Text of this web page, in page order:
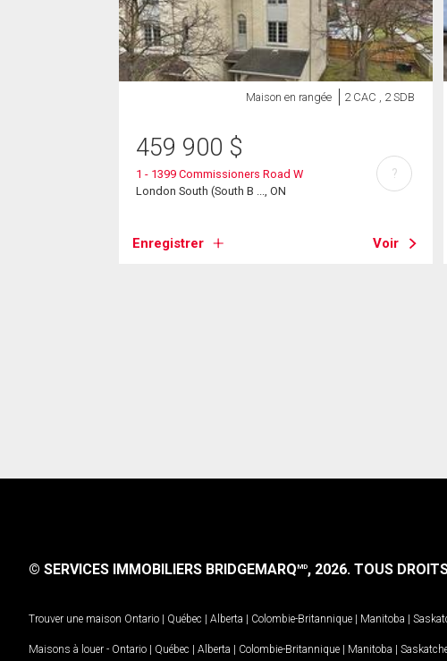
Maison en rangée 2 CAC , 2 SDB
459 900 $
1 - 1399 Commissioners Road W
London South (South B ..., ON
Enregistrer Voir
?
© SERVICES IMMOBILIERS BRIDGEMARQMD, 2026. TOUS
Trouver une maison Ontario Québec Alberta Colombie-Britannique Manitoba
Maisons à louer - Ontario Québec Alberta Colombie-Britannique Manitoba